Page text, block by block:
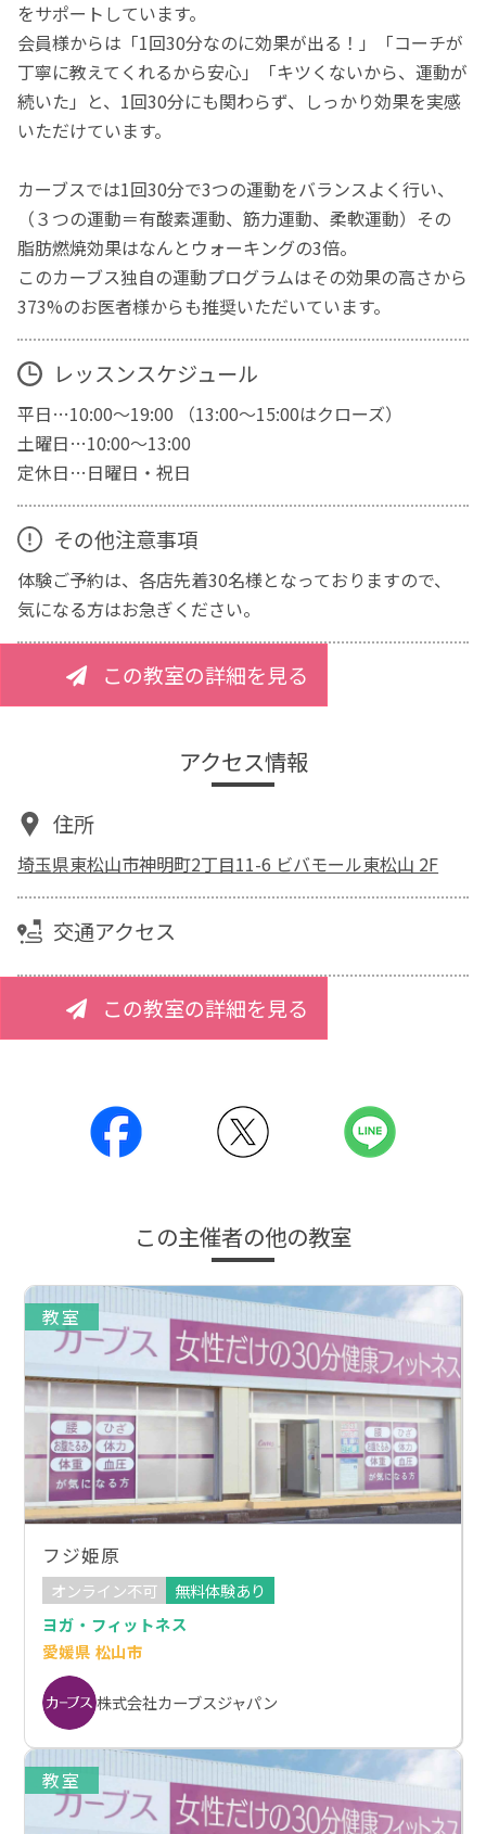
をサポートしています。
会員様からは「1回30分なのに効果が出る！」「コーチが
丁寧に教えてくれるから安心」「キツくないから、運動が
続いた」と、1回30分にも関わらず、しっかり効果を実感
いただけています。
カーブスでは1回30分で3つの運動をバランスよく行い、
（３つの運動＝有酸素運動、筋力運動、柔軟運動）その
脂肪燃焼効果はなんとウォーキングの3倍。
このカーブス独自の運動プログラムはその効果の高さから
373%のお医者様からも推奨いただいています。
レッスンスケジュール
平日…10:00～19:00 （13:00～15:00はクローズ）
土曜日…10:00～13:00
定休日…日曜日・祝日
その他注意事項
体験ご予約は、各店先着30名様となっておりますので、
気になる方はお急ぎください。
この教室の詳細を見る
アクセス情報
住所
埼玉県東松山市神明町2丁目11-6 ビバモール東松山 2F
交通アクセス
この教室の詳細を見る
この主催者の他の教室
教室
フジ姫原
オンライン不可
無料体験あり
ヨガ・フィットネス
愛媛県 松山市
株式会社カーブスジャパン
教室